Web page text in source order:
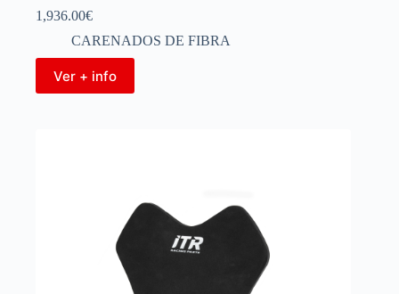
1,936.00€
CARENADOS DE FIBRA
Ver + info